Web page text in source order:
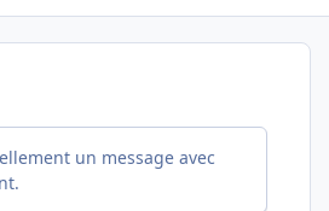
un message avec